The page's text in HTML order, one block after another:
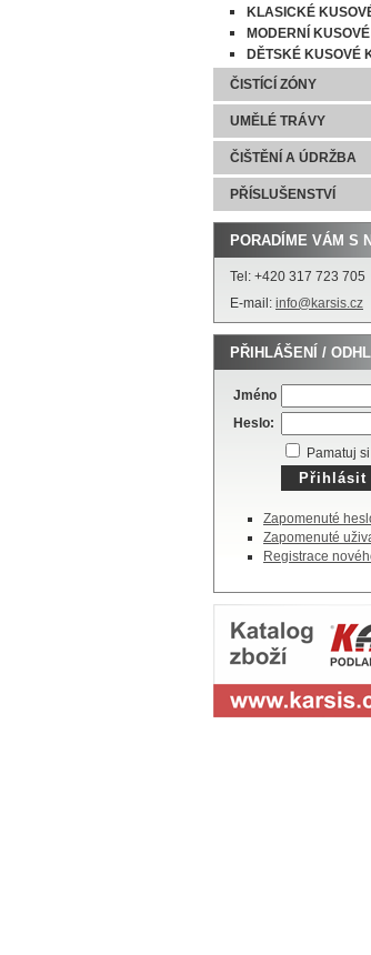
KLASICKÉ
MODERNÍ
DĚTSKÉ KUSOVÉ
ČISTÍCÍ ZÓNY
UMĚLÉ TRÁVY
ČIŠTĚNÍ A ÚDRŽBA
PŘÍSLUŠENSTVÍ
PORADÍME VÁM S
Tel: +420 317 723 705
E-mail: info@karsis.cz
PŘIHLÁŠENÍ /
Jméno
Heslo:
Pamatuj
Zapomenuté
Zapomenuté
Registrace